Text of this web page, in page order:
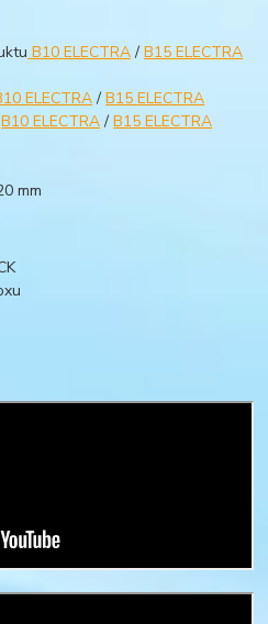
B10 ELECTRA/B15 ELECTRA
ELECTRA/B15 ELECTRA
B10 ELECTRA/B15 ELECTRA
mm